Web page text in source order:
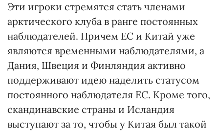
Эти игроки стремятся стать членами
арктического клуба в ранге постоянных
наблюдателей. Причем ЕС и Китай уже
являются временными наблюдателями, а
Дания, Швеция и Финляндия активно
поддерживают идею наделить статусом
постоянного наблюдателя ЕС. Кроме того,
скандинавские страны и Исландия
выступают за то, чтобы у Китая был такой